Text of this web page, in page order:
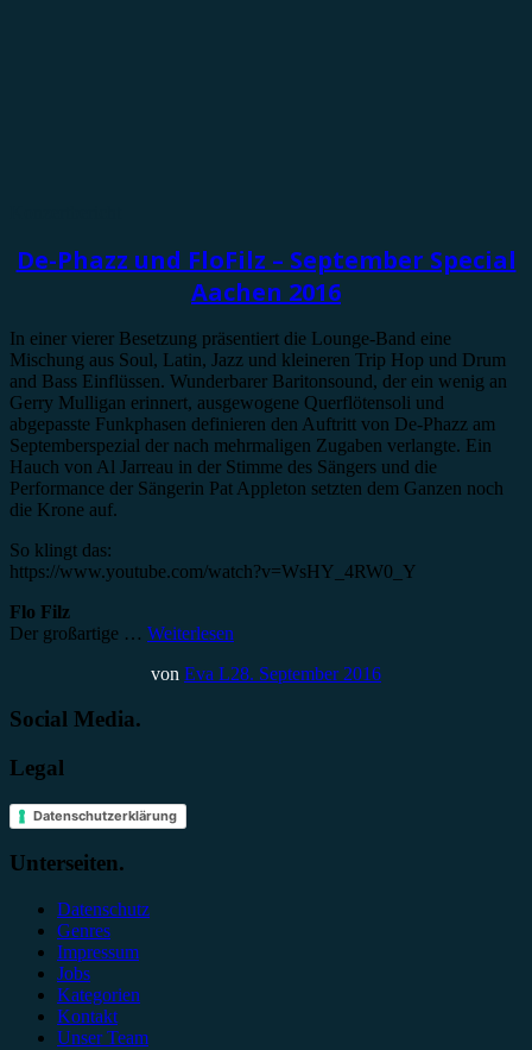
De-Phazz und FloFilz – September Special
Aachen 2016
In einer vierer Besetzung präsentiert die Lounge-Band eine
Mischung aus Soul, Latin, Jazz und kleineren Trip Hop und Drum
and Bass Einflüssen. Wunderbarer Baritonsound, der ein wenig an
Gerry Mulligan erinnert, ausgewogene Querflötensoli und
abgepasste Funkphasen definieren den Auftritt von De-Phazz am
Septemberspezial der nach mehrmaligen Zugaben verlangte. Ein
Hauch von Al Jarreau in der Stimme des Sängers und die
Performance der Sängerin Pat Appleton setzten dem Ganzen noch
die Krone auf.
So klingt das:
https://www.youtube.com/watch?v=WsHY_4RW0_Y
Flo Filz
Der großartige … Weiterlesen
von Eva L28. September 2016
Social Media.
Legal
Datenschutzerklärung
Unterseiten.
Datenschutz
Genres
Impressum
Jobs
Kategorien
Kontakt
Unser Team